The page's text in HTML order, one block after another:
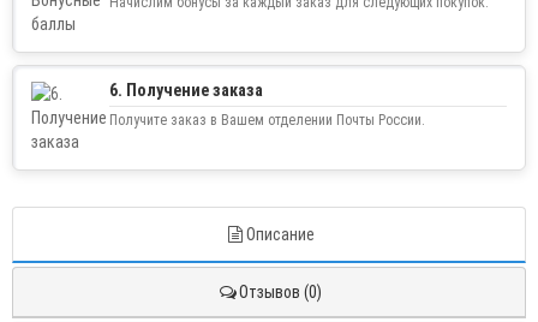
6. Получение заказа
Получите заказ в Вашем отделении Почты России.
Описание
Отзывов (0)